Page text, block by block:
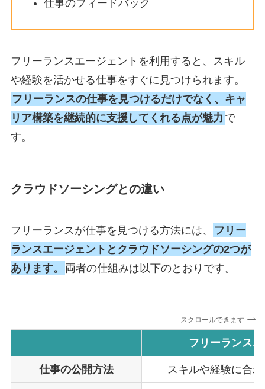
仕事のフィードバック
フリーランスエージェントを利用すると、スキル
や経験を活かせる仕事をすぐに見つけられます。
フリーランスの仕事を見つけるだけでなく、 キャ
リア構築を継続的に支援してくれる点が魅力 で
す。
クラウドソーシングとの違い
フリーランスが仕事を見つける方法には、
フリー
ランスエージェントとクラウドソーシングの2つが
あります。
両者の仕組みは以下のとおりです。
スクロールできます
フリーランス
仕事の公開方法 スキルや経験に合